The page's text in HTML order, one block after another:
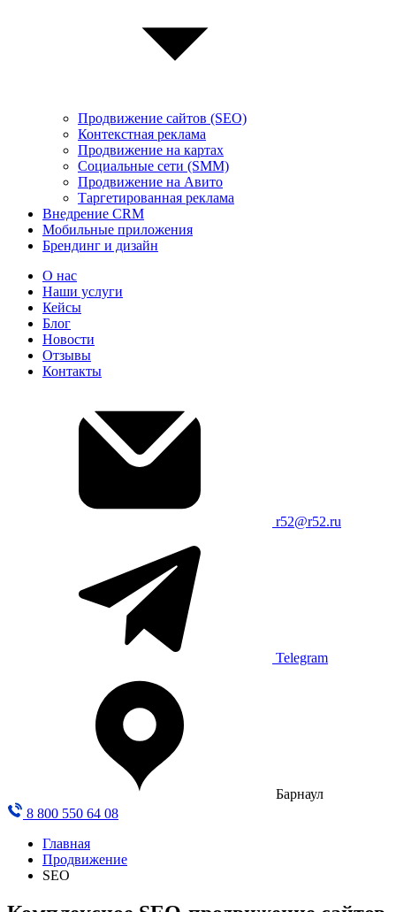
Продвижение сайтов (SEO)
Контекстная реклама
Продвижение на картах
Социальные сети (SMM)
Продвижение на Авито
Таргетированная реклама
Внедрение CRM
Мобильные приложения
Брендинг и дизайн
О нас
Наши услуги
Кейсы
Блог
Новости
Отзывы
Контакты
r52@r52.ru
Telegram
Барнаул
8 800 550 64 08
Главная
Продвижение
SEO